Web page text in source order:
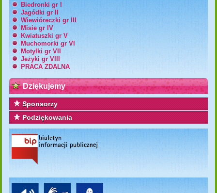
Biedronki gr I
Jagódki gr II
Wiewióreczki gr III
Misie gr IV
Kwiatuszki gr V
Muchomorki gr VI
Motylki gr VII
Jeżyki gr VIII
PRACA ZDALNA
Dziękujemy
Sponsorzy
Podziękowania